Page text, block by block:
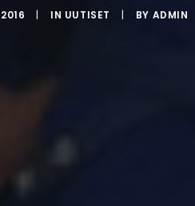
| IN UUTISET | BY ADMIN